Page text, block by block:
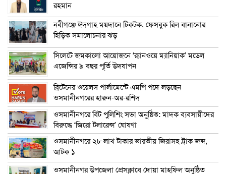
রহমান
নবীগঞ্জে ঈদগাহ ময়দানে টিকটক, ফেসবুক রিল বানানোর
হিড়িক সমালোচনার ঝড়
সিলেটে জমকালো আয়োজনে ‘র‍্যানওয়ে ম্যানিয়াক’ মডেল
এজেন্সির ৯ বছর পূর্তি উদযাপন
ব্রিটেনের ওয়েলস পার্লামেন্টে এমপি পদে লড়ছেন
ওসমানীনগরের হারুন-অর-রশিদ
ওসমানীনগরে বিট পুলিশিং সভা অনুষ্ঠিত: মাদক ব্যবসায়ীদের
বিরুদ্ধে ‘জিরো টলারেন্স’ ঘোষণা
ওসমানীনগরে ২৮ লাখ টাকার ভারতীয় জিরাসহ ট্রাক জব্দ,
আটক ১
ওসমানীনগর উপজেলা প্রেসক্লাবে দোয়া মাহফিল অনুষ্ঠিত